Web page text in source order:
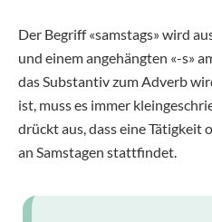
Der Begriff «samstags» wird
und einem angehängten «-s»
das Substantiv zum Adverb
ist, muss es immer
drückt aus, dass eine Tätigkeit
an Samstagen stattfindet.